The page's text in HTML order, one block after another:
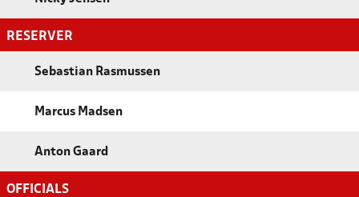
RESERVER
Sebastian Rasmussen
Marcus Madsen
Anton Gaard
OFFICIALS